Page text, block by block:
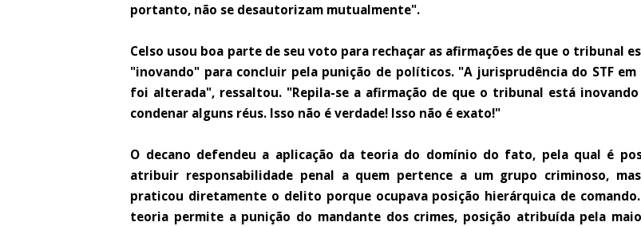
portanto, não se desautorizam mutualmente".
Celso usou boa parte de seu voto para rechaçar as afirmações de que o tribunal
"inovando" para concluir pela punição de políticos. "A jurisprudência do STF em
foi alterada", ressaltou. "Repila-se a afirmação de que o tribunal está
condenar alguns réus. Isso não é verdade! Isso não é exato!"
O decano defendeu a aplicação da teoria do domínio do fato, pela qual é
atribuir responsabilidade penal a quem pertence a um grupo criminoso,
praticou diretamente o delito porque ocupava posição hierárquica de comando.
teoria permite a punição do mandante dos crimes, posição atribuída pela